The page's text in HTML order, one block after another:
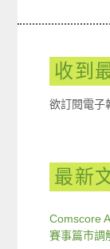
收到
欲訂閱電子
最新
Comscore
賽事篇市調